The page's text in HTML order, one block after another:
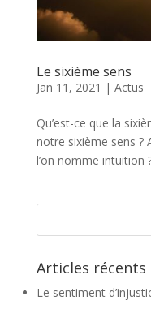
Le sixième sens
Jan 11, 2021 | Actus
Qu’est-ce que la
notre sixième sens ?
l’on nomme intuition
Articles récents
Le sentiment